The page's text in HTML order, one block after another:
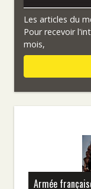
Les articles du
Pour recevoir
mois,
Armée